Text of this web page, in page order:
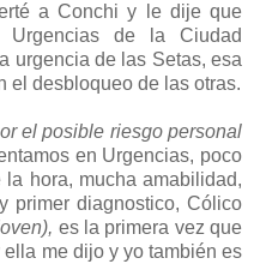
a Conchi y le dije que
de la Ciudad
urgencia de las Setas, esa
el desbloqueo de las otras.
el posible riesgo personal
en Urgencias, poco
hora, mucha amabilidad,
primer diagnostico, Cólico
es la primera vez que
me dijo y yo también es